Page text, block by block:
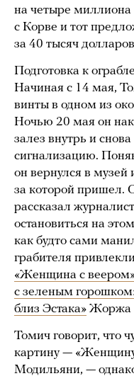
на четыре миллиона
с Корве и тот
за 40 тысяч
Подготовка к
Начиная с 14 мая,
винты в одном из
Ночью 20 мая он
залез внутрь и
сигнализацию.
он вернулся в
за которой пришел.
рассказал
остановиться на
как будто сами
грабителя
«Женщина с
с зеленым
близ Эстака» Жоржа
Томич говорит, что
картину —
Модильяни, —